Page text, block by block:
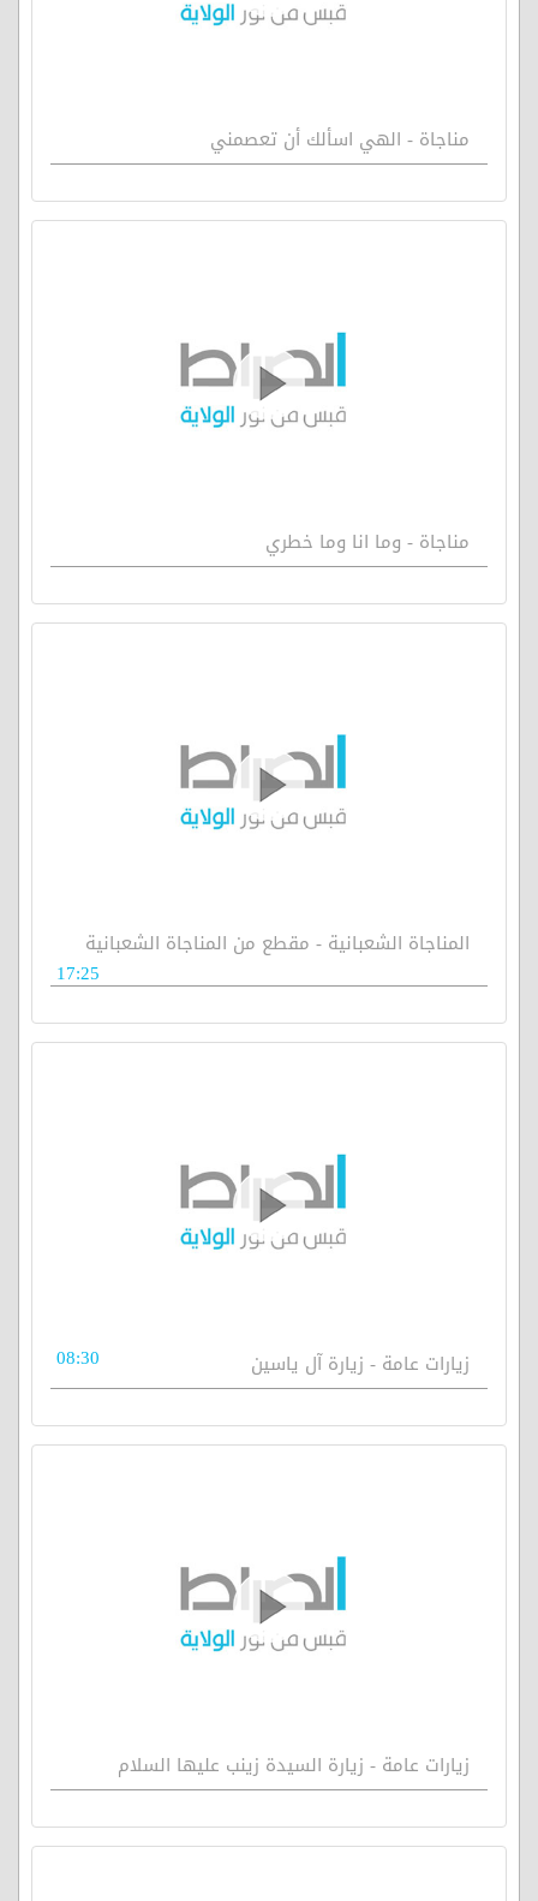
مناجاة - الهي اسألك أن تعصمني
مناجاة - وما انا وما خطري
المناجاة الشعبانية - مقطع من المناجاة الشعبانية
17:25
زيارات عامة - زيارة آل ياسين 08:30
زيارات عامة - زيارة السيدة زينب عليها السلام